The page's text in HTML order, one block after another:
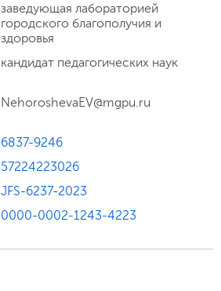
заведующая лабораторией
городского благополучия и
здоровья
кандидат педагогических наук
NehoroshevaEV@mgpu.ru
6837-9246
57224223026
JFS-6237-2023
0000-0002-1243-4223